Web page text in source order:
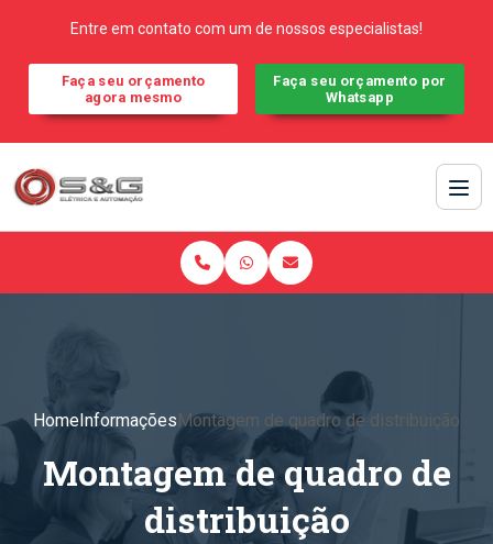
Entre em contato com um de nossos especialistas!
Faça seu orçamento
agora mesmo
Faça seu orçamento por
Whatsapp
HomeInformaçõesMontagem de quadro de distribuição
Montagem de quadro de
distribuição